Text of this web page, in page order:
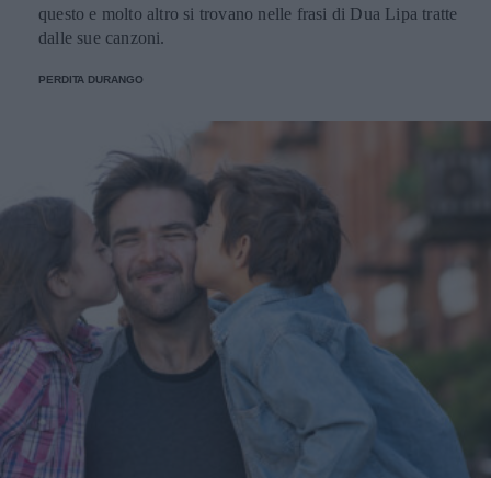
questo e molto altro si trovano nelle frasi di Dua Lipa tratte
dalle sue canzoni.
PERDITA DURANGO